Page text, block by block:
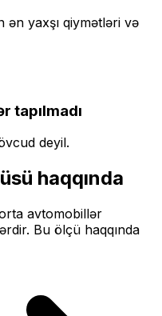
yaxşı qiymətləri və
tapılmadı
deyil.
haqqında
avtomobillər
Bu ölçü haqqında